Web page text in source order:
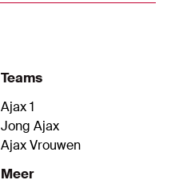
Teams
Ajax 1
Jong Ajax
Ajax Vrouwen
Meer